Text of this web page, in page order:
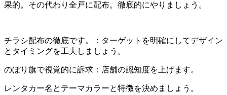
果的。その代わり全戸に配布。徹底的にやりましょう。
チラシ配布の徹底です。：ターゲットを明確にしてデザイン
とタイミングを工夫しましょう。
のぼり旗で視覚的に訴求：店舗の認知度を上げます。
レンタカー名とテーマカラーと特徴を決めましょう。